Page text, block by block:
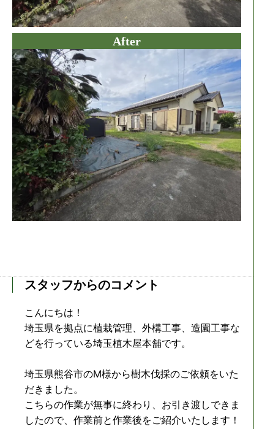
After
スタッフからのコメント
こんにちは！
埼玉県を拠点に植栽管理、外構工事、造園工事な
どを行っている埼玉植木屋本舗です。
埼玉県熊谷市のM様から樹木伐採のご依頼をいた
だきました。
こちらの作業が無事に終わり、お引き渡しできま
したので、作業前と作業後をご紹介いたします！